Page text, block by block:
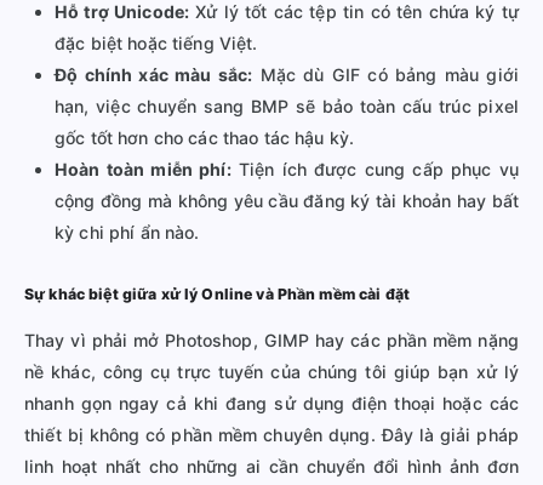
Hỗ trợ Unicode: Xử lý tốt các tệp tin có tên chứa ký tự
đặc biệt hoặc tiếng Việt.
Độ chính xác màu sắc: Mặc dù GIF có bảng màu giới
hạn, việc chuyển sang BMP sẽ bảo toàn cấu trúc pixel
gốc tốt hơn cho các thao tác hậu kỳ.
Hoàn toàn miễn phí:Tiện ích được cung cấp phục vụ
cộng đồng mà không yêu cầu đăng ký tài khoản hay bất
kỳ chi phí ẩn nào.
Sự khác biệt giữa xử lý Online và Phần mềm cài đặt
Thay vì phải mở Photoshop, GIMP hay các phần mềm nặng
nề khác, công cụ trực tuyến của chúng tôi giúp bạn xử lý
nhanh gọn ngay cả khi đang sử dụng điện thoại hoặc các
thiết bị không có phần mềm chuyên dụng. Đây là giải pháp
linh hoạt nhất cho những ai cần chuyển đổi hình ảnh đơn